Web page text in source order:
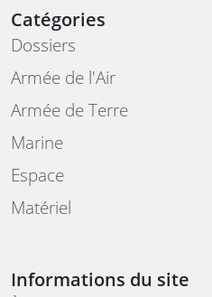
Catégories
Dossiers
Armée de l'Air
Armée de Terre
Marine
Espace
Matériel
Informations du site